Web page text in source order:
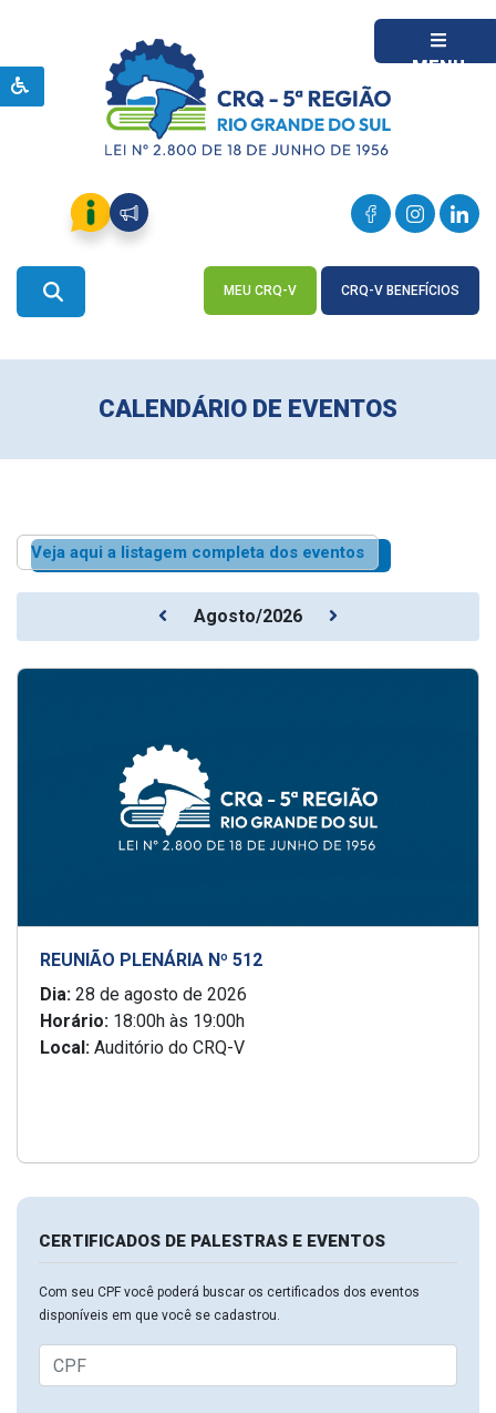
MENU
MEU CRQ-V CRQ-V BENEFÍCIOS
CALENDÁRIO DE EVENTOS
Veja aqui a listagem completa dos eventos
Agosto/2026
REUNIÃO PLENÁRIA Nº 512
Dia: 28 de agosto de 2026
Horário: 18:00h às 19:00h
Local: Auditório do CRQ-V
CERTIFICADOS DE PALESTRAS E EVENTOS
Com seu CPF você poderá buscar os certificados dos eventos
disponíveis em que você se cadastrou.